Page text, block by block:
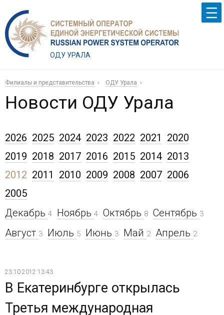
ОДУ УРАЛА
Филиалы и представительства ОДУ Урала
Новости ОДУ Урала
2026 2025 2024 2023 2022 2021
2020
2019 2018 2017 2016 2015 2014 2013
2012
Декабрь 4 Ноябрь 4 Октябрь 8 Сентябрь 3
Август 3 Июль 5 Июнь 3 Май 2 Апрель 2
2011 2010 2009 2008 2007 2006
2005
23.10.2012 13:43
В Екатеринбурге открылась
Третья международная